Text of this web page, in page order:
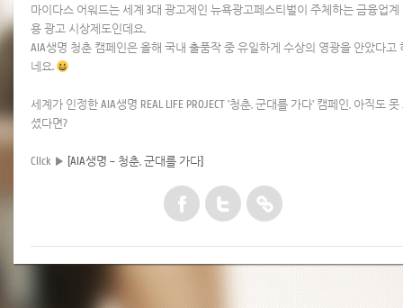
마이다스 어워드는 세계 3대 광고제인 뉴욕광고페스티벌이 주체하는 금융업계
용 광고 시상제도인데요,
AIA생명 청춘 캠페인은 올해 국내 출품작 중 유일하게 수상의 영광을 안았다고
네요.
세계가 인정한 AIA생명 REAL LIFE PROJECT '청춘, 군대를 가다' 캠페인, 아직도 못
셨다면? ​
Click ▶ [AIA생명 – 청춘, 군대를 가다]